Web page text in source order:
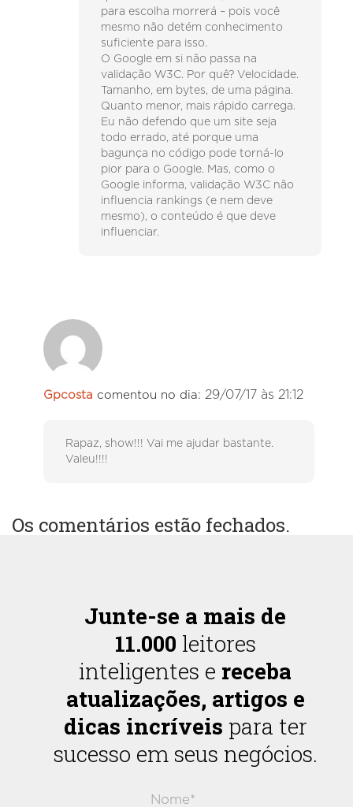
para escolha morrerá – pois você
mesmo não detém conhecimento
suficiente para isso.
O Google em si não passa na
validação W3C. Por quê? Velocidade.
Tamanho, em bytes, de uma página.
Quanto menor, mais rápido carrega.
Eu não defendo que um site seja
todo errado, até porque uma
bagunça no código pode torná-lo
pior para o Google. Mas, como o
Google informa, validação W3C não
influencia rankings (e nem deve
mesmo), o conteúdo é que deve
influenciar.
Gpcosta comentou no dia: 29/07/17 às 21:12
Rapaz, show!!! Vai me ajudar bastante.
Valeu!!!!
Os comentários estão fechados.
Junte-se a mais de
11.000 leitores
inteligentes e receba
atualizações, artigos e
dicas incríveis para ter
sucesso em seus negócios.
Nome*